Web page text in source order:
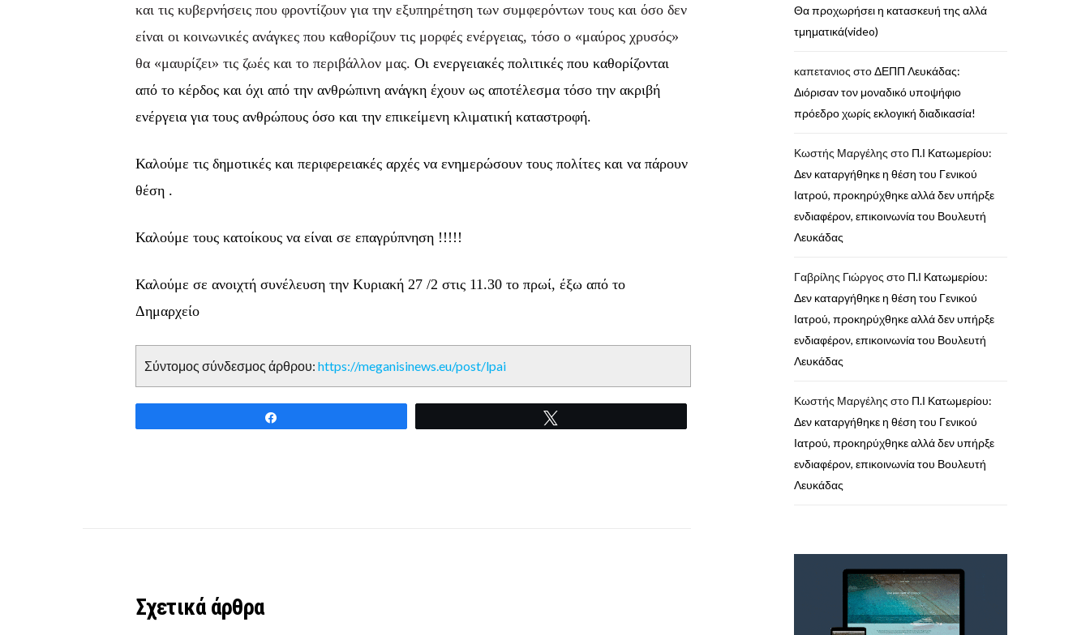
και τις κυβερνήσεις που φροντίζουν για την εξυπηρέτηση των συμφερόντων τους και όσο δεν
είναι οι κοινωνικές ανάγκες που καθορίζουν τις μορφές ενέργειας, τόσο ο «μαύρος χρυσός»
θα «μαυρίζει» τις ζωές και το περιβάλλον μας. Οι ενεργειακές πολιτικές που καθορίζονται
από το κέρδος και όχι από την ανθρώπινη ανάγκη έχουν ως αποτέλεσμα τόσο την ακριβή
ενέργεια για τους ανθρώπους όσο και την επικείμενη κλιματική καταστροφή.
Καλούμε τις δημοτικές και περιφερειακές αρχές να ενημερώσουν τους πολίτες και να πάρουν
θέση .
Καλούμε τους κατοίκους να είναι σε επαγρύπνηση !!!!!
Καλούμε σε ανοιχτή συνέλευση την Κυριακή 27 /2 στις 11.30 το πρωί, έξω από το
Δημαρχείο
Σύντομος σύνδεσμος άρθρου: https://meganisinews.eu/post/lpai
Σχετικά άρθρα
Θα προχωρήσει η κατασκευή της αλλά
τμηματικά(video)
καπετανιος στοΔΕΠΠ Λευκάδας:
Διόρισαν τον μοναδικό υποψήφιο
πρόεδρο χωρίς εκλογική διαδικασία!
Κωστής Μαργέλης στο Π.Ι Κατωμερίου:
Δεν καταργήθηκε η θέση του Γενικού
Ιατρού, προκηρύχθηκε αλλά δεν υπήρξε
ενδιαφέρον, επικοινωνία του Βουλευτή
Λευκάδας
Γαβρίλης Γιώργος στο Π.Ι Κατωμερίου:
Δεν καταργήθηκε η θέση του Γενικού
Ιατρού, προκηρύχθηκε αλλά δεν υπήρξε
ενδιαφέρον, επικοινωνία του Βουλευτή
Λευκάδας
Κωστής Μαργέλης στο Π.Ι Κατωμερίου:
Δεν καταργήθηκε η θέση του Γενικού
Ιατρού, προκηρύχθηκε αλλά δεν υπήρξε
ενδιαφέρον, επικοινωνία του Βουλευτή
Λευκάδας